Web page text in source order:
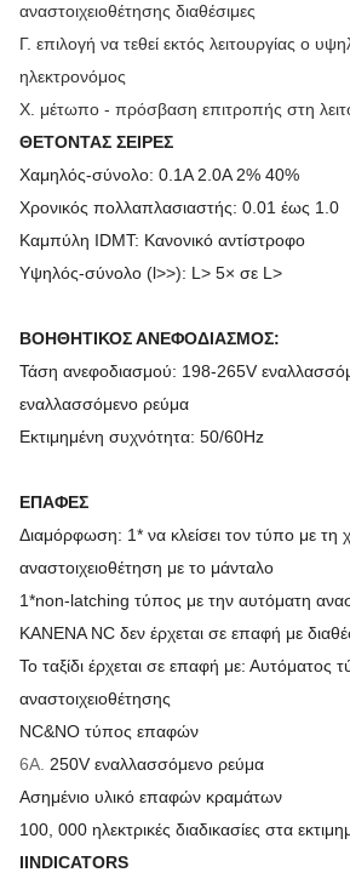
αναστοιχειοθέτησης διαθέσιμες
Γ. επιλογή να τεθεί εκτός λειτουργίας ο
ηλεκτρονόμος
Χ. μέτωπο - πρόσβαση επιτροπής στη
ΘΕΤΟΝΤΑΣ ΣΕΙΡΕΣ
Χαμηλός-σύνολο: 0.1A 2.0A 2% 40%
Χρονικός πολλαπλασιαστής: 0.01 έως 1.0
Καμπύλη IDMT: Κανονικό αντίστροφο
Υψηλός-σύνολο (l>>): L> 5× σε L>
ΒΟΗΘΗΤΙΚΟΣ ΑΝΕΦΟΔΙΑΣΜΟΣ:
Τάση ανεφοδιασμού: 198-265V
εναλλασσόμενο ρεύμα
Εκτιμημένη συχνότητα: 50/60Hz
ΕΠΑΦΕΣ
Διαμόρφωση: 1* να κλείσει τον τύπο με τη
αναστοιχειοθέτηση με το μάνταλο
1*non-latching τύπος με την αυτόματη
ΚΑΝΕΝΑ NC δεν έρχεται σε επαφή με
Το ταξίδι έρχεται σε επαφή με: Αυτόματος
αναστοιχειοθέτησης
NC&NO τύπος επαφών
6A. 250V εναλλασσόμενο ρεύμα
Ασημένιο υλικό επαφών κραμάτων
100, 000 ηλεκτρικές διαδικασίες στα
IINDICATORS